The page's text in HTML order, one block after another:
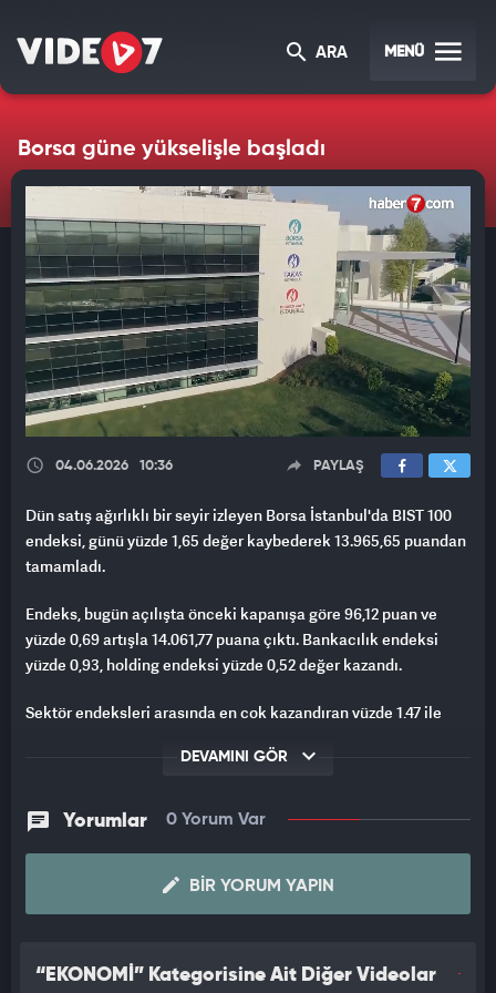
ARA MENÜ
Borsa güne yükselişle başladı
04.06.2026 10:36 PAYLAŞ
Dün satış ağırlıklı bir seyir izleyen Borsa İstanbul'da BIST 100
endeksi, günü yüzde 1,65 değer kaybederek 13.965,65 puandan
tamamladı.
Endeks, bugün açılışta önceki kapanışa göre 96,12 puan ve
yüzde 0,69 artışla 14.061,77 puana çıktı. Bankacılık endeksi
yüzde 0,93, holding endeksi yüzde 0,52 değer kazandı.
Sektör endeksleri arasında en çok kazandıran yüzde 1,47 ile
kıymet yatırım ortaklığı oldu.
Küresel piyasalarda jeopolitik gerginliklere, teknoloji ve yapay
zeka şirketlerinde görülen satış baskısının da eklenmesiyle
negatif bir seyir izleniyor.
Orta Doğu'da çatışmalar şiddetlenirken, taraflardan gelen
baskısının devam etmesine neden oluyor.
DEVAMINI GÖR
Yorumlar 0 Yorum Var
BIR YORUM YAPIN
“EKONOMİ” Kategorisine Ait Diğer Videolar